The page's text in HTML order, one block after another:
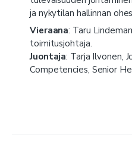
ja nykytilan hallinnan
Vieraana: Taru
toimitusjohtaja.
Juontaja: Tarja Ilvonen,
Competencies, Senior